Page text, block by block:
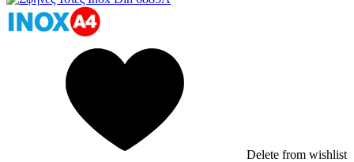
Delete from wishlist